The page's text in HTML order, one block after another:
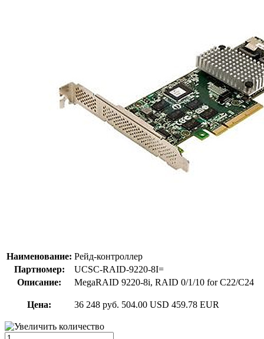
Наименование: Рейд-контроллер
Партномер:
UCSC-RAID-9220-8I=
Описание:
MegaRAID 9220-8i, RAID 0/1/10 for C22/C24
Цена: 36 248 руб. 504.00 USD 459.78 EUR